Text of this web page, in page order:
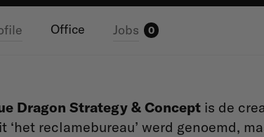
Office Jobs 0
Dragon Strategy & Conceptis de
‘het reclamebureau’ werd genoemd,